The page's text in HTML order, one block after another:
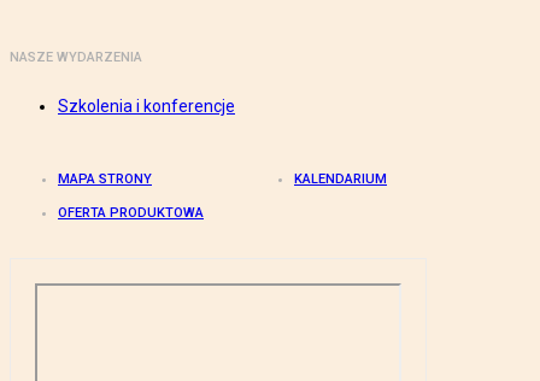
NASZE WYDARZENIA
Szkolenia i konferencje
MAPA STRONY KALENDARIUM
OFERTA PRODUKTOWA